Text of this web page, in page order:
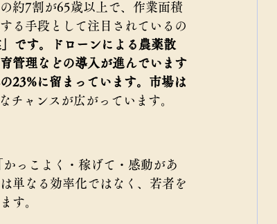
約7割が65歳以上で、作業面積
る手段として注目されているの
です。ドローンによる農薬散
管理などの導入が進んでいます
23%に留まっています。市場は
チャンスが広がっています。
っこよく・稼げて・感動があ
単なる効率化ではなく、若者を
す。